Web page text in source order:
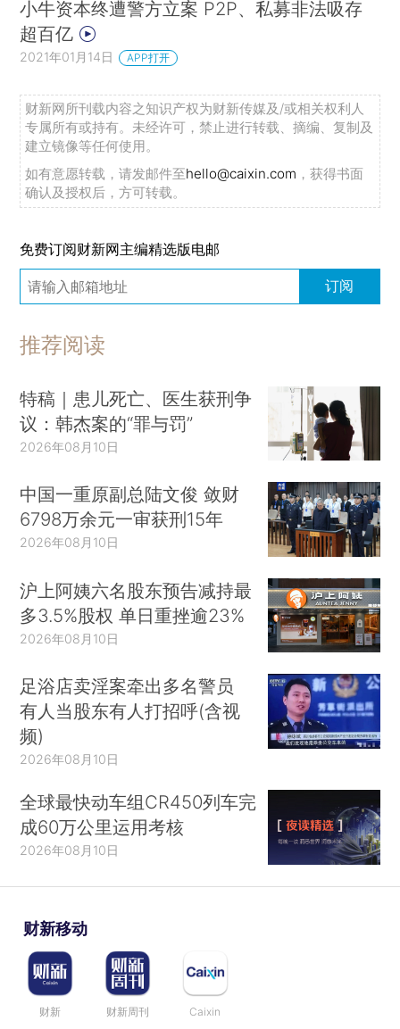
小牛资本终遭警方立案 P2P、私募非法吸存
超百亿
2021年01月14日 APP打开
财新网所刊载内容之知识产权为财新传媒及/或相关权利人
专属所有或持有。未经许可，禁止进行转载、摘编、复制及
建立镜像等任何使用。
如有意愿转载，请发邮件至hello@caixin.com ，获得书面
确认及授权后，方可转载。
免费订阅财新网主编精选版电邮
订阅
推荐阅读
特稿｜患儿死亡、医生获刑争
议：韩杰案的“罪与罚”
2026年08月10日
中国一重原副总陆文俊 敛财
6798万余元一审获刑15年
2026年08月10日
沪上阿姨六名股东预告减持最
多3.5%股权 单日重挫逾23%
2026年08月10日
足浴店卖淫案牵出多名警员
有人当股东有人打招呼(含视
频)
2026年08月10日
全球最快动车组CR450列车完
成60万公里运用考核
2026年08月10日
财新移动
财新 财新周刊 Caixin